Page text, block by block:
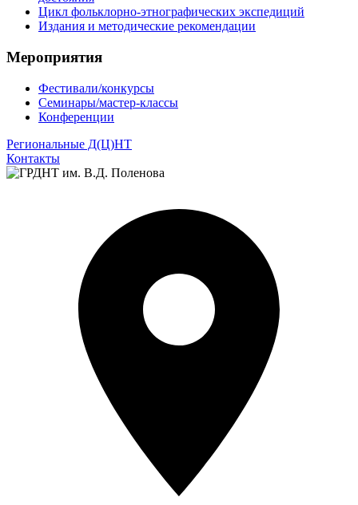
Цикл фольклорно-этнографических экспедиций
Издания и методические рекомендации
Мероприятия
Фестивали/конкурсы
Семинары/мастер-классы
Конференции
Региональные Д(Ц)НТ
Контакты